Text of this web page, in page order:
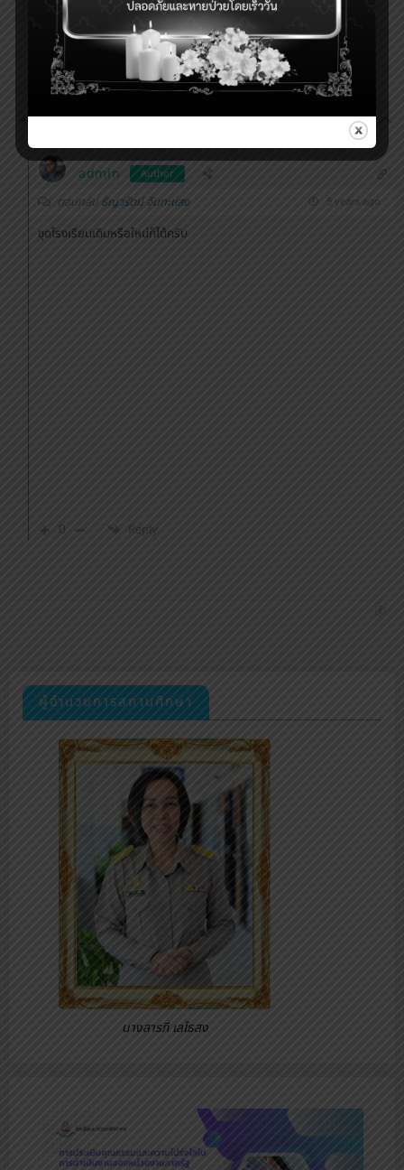
0 Reply
admin Author
ตอบกลับ ธัญวรัตม์ จันทะแสง 5 years ago
ชุดโรงเรียนเดิมหรือใหม่ก็ได้ครับ
0 Reply
ผู้อำนวยการสถานศึกษา
นางสารภี เลไธสง